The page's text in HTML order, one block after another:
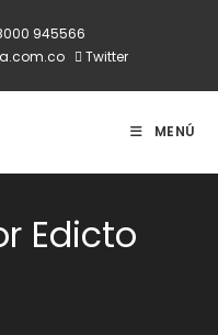
945566
Twitter
MENÚ
Edicto